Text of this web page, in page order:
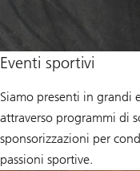
Eventi sportivi
Siamo presenti in
attraverso programmi di
sponsorizzazioni per
passioni sportive.